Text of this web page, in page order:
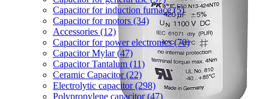
Capacitor for induction furnace (5)
Capacitor for motors (34)
Accessories (12)
Capacitor for power electronics (70)
Capacitor Mylar (47)
Capacitor Tantalum (11)
Ceramic Capacitor (22)
Electrolytic capacitor (298)
Polypropylene capacitor (47)